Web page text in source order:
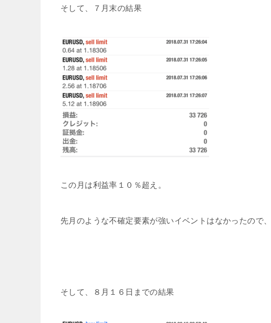
そして、７月末の結果
この月は利益率１０％超え。
先月のような不確定要素が強いイベントはなかったので
そして、８月１６日までの結果